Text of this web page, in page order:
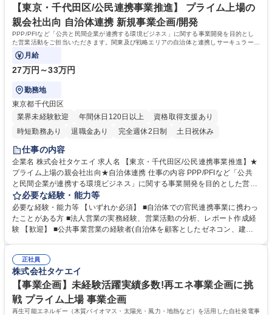
プライム上場企業★年休124日
なオフィスに移転予定！★ 学歴・資格 学歴：大学院 大学 高専 短大 専修
学校 高校 語学力： 資格：日商簿記検定3級
【東京・千代田区/公民連携事業推進】 プライム上場の
親会社出向 自治体連携 新規事業企画/開発
PPP/PFIなど「公共と民間企業が連携する環境ビジネス」に関する事業開発を目的とし
た営業活動をご担当いただきます。関東及び戦略エリアの自治体と連携しサーキュラーエ
コノミー実現に向けた事業開発をお任せ。
月給
27万円～33万円
勤務地
東京都千代田区
業界未経験歓迎
年間休日120日以上
資格取得支援あり
時短勤務あり
退職金あり 完全週休2日制 土日祝休み
仕事の内容
企業名 株式会社タケエイ 求人名 【東京・千代田区/公民連携事業推進】★
プライム上場の親会社出向★自治体連携 仕事の内容 PPP/PFIなど「公共
と民間企業が連携する環境ビジネス」に関する事業開発を目的とした営業
活動をご担当いただきます。関東及び戦略エリアの自治体と連携しサーキ
ュラーエコノミー実現に向けた事業開発をお任せ。 ■自治体・行政機関等
へのヒアリングやフィードバック、プロジェクトメイキングを主体的にリ
ード ■PPP/PFI事業の情報収集・案件発掘・人脈形成 ■環境政策および市
連携や協業活動 募集職種 【東京・千代田区/公民連携事業推進】★プライ
ム上場の親会社出向★自治体連携
必要な経験・能力等
必要な経験・能力等 【いずれか必須】 ■自治体での官民連携事業に携わっ
たことがある方 ■法人営業の実務経験、営業活動の分析、レポート作成経
験 【歓迎】 ■公共事業営業の経験者(自治体を顧客としたゼネコン、建設
リバーHD（現リバー株式会社）は経営統合をし、TREホールディングス
株式会社(東証プライム市場上場)の完全子会社となりました。 学歴・資格
学歴：大学院 大学 高専 短大 専修学校 高校 語学力： 資格：
正社員
株式会社タケエイ
【事業企画】未経験活躍実績多数!再エネ事業企画に挑
戦 プライム上場 事業企画
再生可能エネルギー（木質バイオマス・太陽光・風力・地熱など）を活用した自社発電事